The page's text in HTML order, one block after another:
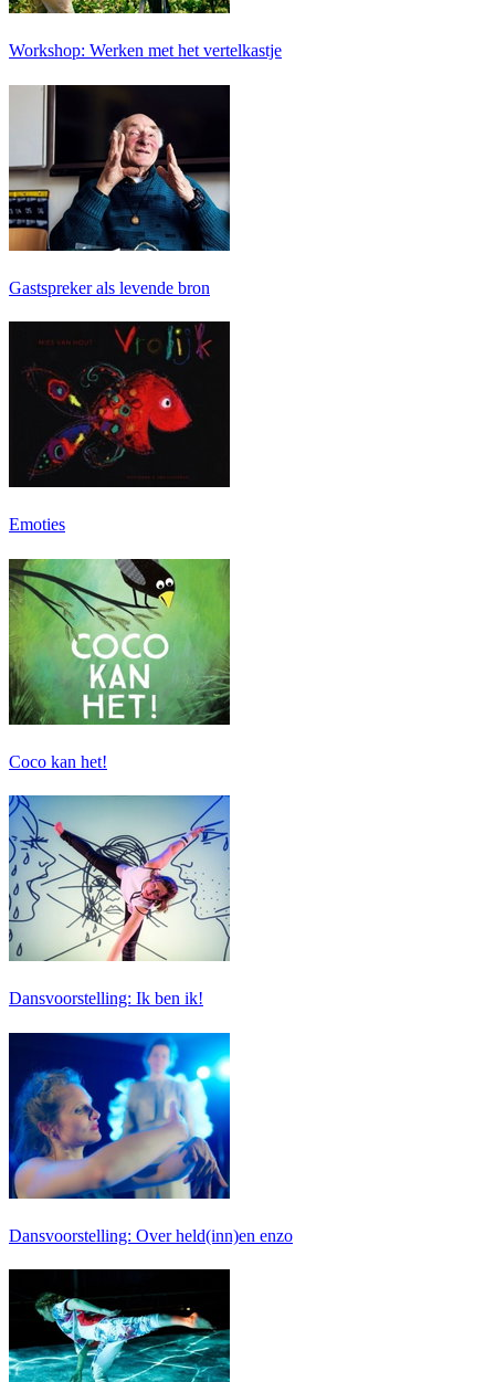
Workshop: Werken met het vertelkastje
Gastspreker als levende bron
Emoties
Coco kan het!
Dansvoorstelling: Ik ben ik!
Dansvoorstelling: Over held(inn)en enzo